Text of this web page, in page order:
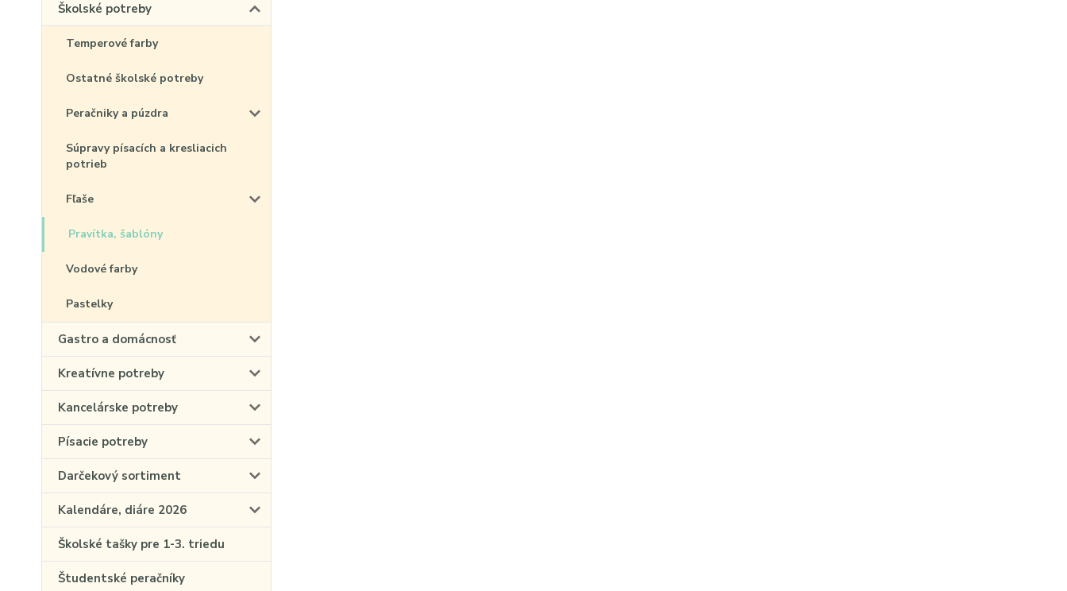
Školské potreby
Temperové farby
Ostatné školské potreby
Peračniky a púzdra
Súpravy písacích a kresliacich
potrieb
Fľaše
Pravítka, šablóny
Vodové farby
Pastelky
Gastro a domácnosť
Kreatívne potreby
Kancelárske potreby
Písacie potreby
Darčekový sortiment
Kalendáre, diáre 2026
Školské tašky pre 1-3. triedu
Študentské peračníky